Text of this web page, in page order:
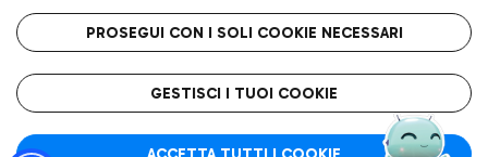
Wine Bar & Sparkling
Raggiungi l’aeroporto senza pensieri con il servizio di taxi a
Mappa Aeroporto Fiumicino
Roma FCO
L'aeroporto stellato
PROSEGUI CON I SOLI COOKIE NECESSARI
GESTISCI I TUOI COOKIE